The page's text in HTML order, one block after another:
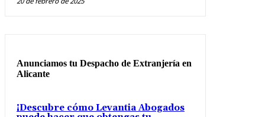
Anunciamos tu Despacho de Extranjería en
Alicante
¡Descubre cómo Levantia Abogados